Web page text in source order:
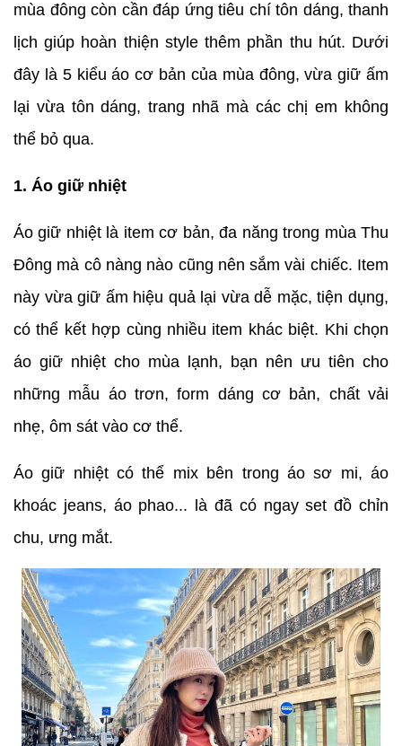
mùa đông còn cần đáp ứng tiêu chí tôn dáng, thanh
lịch giúp hoàn thiện style thêm phần thu hút. Dưới
đây là 5 kiểu áo cơ bản của mùa đông, vừa giữ ấm
lại vừa tôn dáng, trang nhã mà các chị em không
thể bỏ qua.
1. Áo giữ nhiệt
Áo giữ nhiệt là item cơ bản, đa năng trong mùa Thu
Đông mà cô nàng nào cũng nên sắm vài chiếc. Item
này vừa giữ ấm hiệu quả lại vừa dễ mặc, tiện dụng,
có thể kết hợp cùng nhiều item khác biệt. Khi chọn
áo giữ nhiệt cho mùa lạnh, bạn nên ưu tiên cho
những mẫu áo trơn, form dáng cơ bản, chất vải
nhẹ, ôm sát vào cơ thể.
Áo giữ nhiệt có thể mix bên trong áo sơ mi, áo
khoác jeans, áo phao... là đã có ngay set đồ chỉn
chu, ưng mắt.